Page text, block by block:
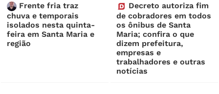
Frente fria traz
chuva e temporais
isolados nesta quinta-
feira em Santa Maria e
região
Decreto autoriza fim
de cobradores em todos
os ônibus de Santa
Maria; confira o que
dizem prefeitura,
empresas e
trabalhadores e outras
notícias